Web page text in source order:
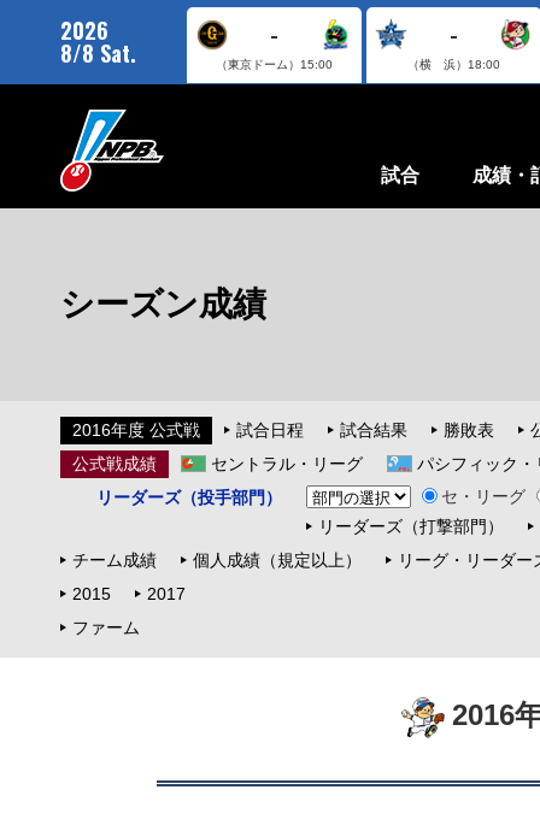
2026
8/8 Sat.
-
（東京ドーム） 15:00
-
（横 浜） 18:00
試合 成績・
シーズン成績
2016年度 公式戦 試合日程 試合結果 勝敗表
公式戦成績
セントラル・リーグ
パシフィック・
リーダーズ（投手部門）
セ・リーグ
リーダーズ（打撃部門）
チーム成績
個人成績（規定以上）
リーグ・リーダー
2015
2017
ファーム
2016